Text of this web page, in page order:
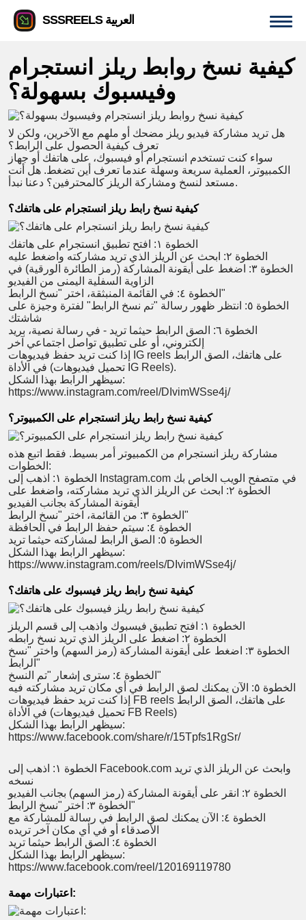
SSSREELS العربية
كيفية نسخ روابط ريلز انستجرام
وفيسبوك بسهولة؟
هل تريد مشاركة فيديو ريلز مضحك أو ملهم مع الآخرين، ولكن لا
تعرف كيفية الحصول على الرابط؟
سواء كنت تستخدم انستجرام أو فيسبوك، على هاتفك أو جهاز
الكمبيوتر، العملية سريعة وسهلة عندما تعرف أين تضغط. هل أنت
مستعد لنسخ ومشاركة الريلز كالمحترفين؟ دعنا نبدأ.
كيفية نسخ رابط ريلز انستجرام على هاتفك؟
الخطوة ١: افتح تطبيق انستجرام على هاتفك
الخطوة ٢: ابحث عن الريلز الذي تريد مشاركته واضغط عليه
الخطوة ٣: اضغط على أيقونة المشاركة (رمز الطائرة الورقية) في
الزاوية السفلية اليمنى من الفيديو
الخطوة ٤: في القائمة المنبثقة، اختر "نسخ الرابط"
الخطوة ٥: انتظر ظهور رسالة "تم نسخ الرابط" لفترة وجيزة على
شاشتك
الخطوة ٦: الصق الرابط حيثما تريد - في رسالة نصية، بريد
إلكتروني، أو على تطبيق تواصل اجتماعي آخر
إذا كنت تريد حفظ فيديوهات IG reels على هاتفك، الصق الرابط
في الأداة (
تحميل فيديوهات IG Reels).
سيظهر الرابط بهذا الشكل:
https://www.instagram.com/reel/DIvimWSse4j/
كيفية نسخ رابط ريلز انستجرام على الكمبيوتر؟
مشاركة ريلز انستجرام من الكمبيوتر أمر بسيط. فقط اتبع هذه
الخطوات:
الخطوة ١: اذهب إلى Instagram.com في متصفح الويب الخاص بك
الخطوة ٢: ابحث عن الريلز الذي تريد مشاركته، واضغط على
أيقونة المشاركة بجانب الفيديو
الخطوة ٣: من القائمة، اختر "نسخ الرابط"
الخطوة ٤: سيتم حفظ الرابط في الحافظة
الخطوة ٥: الصق الرابط لمشاركته حيثما تريد
سيظهر الرابط بهذا الشكل:
https://www.instagram.com/reels/DIvimWSse4j/
كيفية نسخ رابط ريلز فيسبوك على هاتفك؟
الخطوة ١: افتح تطبيق فيسبوك واذهب إلى قسم الريلز
الخطوة ٢: اضغط على الريلز الذي تريد نسخ رابطه
الخطوة ٣: اضغط على أيقونة المشاركة (رمز السهم) واختر "نسخ
الرابط"
الخطوة ٤: سترى إشعار "تم النسخ"
الخطوة ٥: الآن يمكنك لصق الرابط في أي مكان تريد مشاركته فيه
إذا كنت تريد حفظ فيديوهات FB reels على هاتفك، الصق الرابط
في الأداة (
تحميل فيديوهات FB Reels)
سيظهر الرابط بهذا الشكل:
https://www.facebook.com/share/r/15Tpfs1RgSr/
الخطوة ١: اذهب إلى Facebook.com وابحث عن الريلز الذي تريد
نسخه
الخطوة ٢: انقر على أيقونة المشاركة (رمز السهم) بجانب الفيديو
الخطوة ٣: اختر "نسخ الرابط"
الخطوة ٤: الآن يمكنك لصق الرابط في رسالة للمشاركة مع
الأصدقاء أو في أي مكان آخر تريده
الخطوة ٤: الصق الرابط حيثما تريد
سيظهر الرابط بهذا الشكل:
https://www.facebook.com/reel/120169119780
اعتبارات مهمة: